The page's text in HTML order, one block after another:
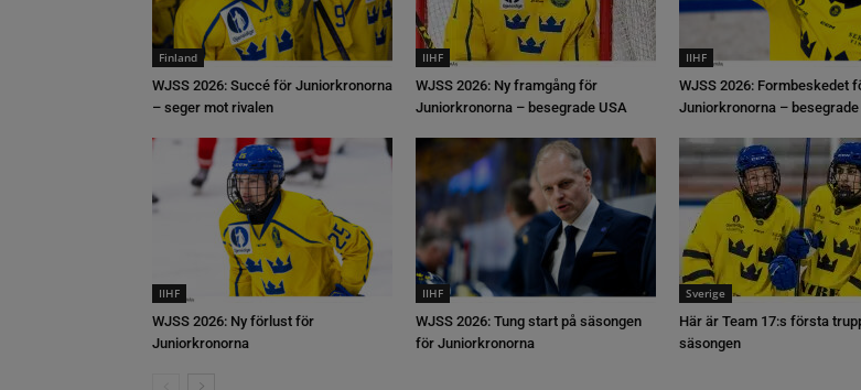
Finland
WJSS 2026: Succé för Juniorkronorna
– seger mot rivalen
IIHF
WJSS 2026: Ny framgång för
Juniorkronorna – besegrade USA
IIHF
WJSS 2026: Formbeskedet
Juniorkronorna – besegrade
IIHF
WJSS 2026: Ny förlust för
Juniorkronorna
IIHF
WJSS 2026: Tung start på säsongen
för Juniorkronorna
Sverige
Här är Team 17:s första
säsongen